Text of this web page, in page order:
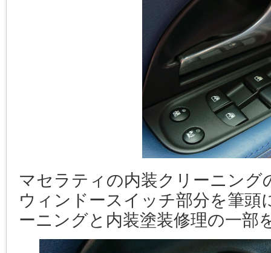
マセラティの内装クリーニング
ウィンドースイッチ部分を筆頭
ーニングと内装塗装修理の一部